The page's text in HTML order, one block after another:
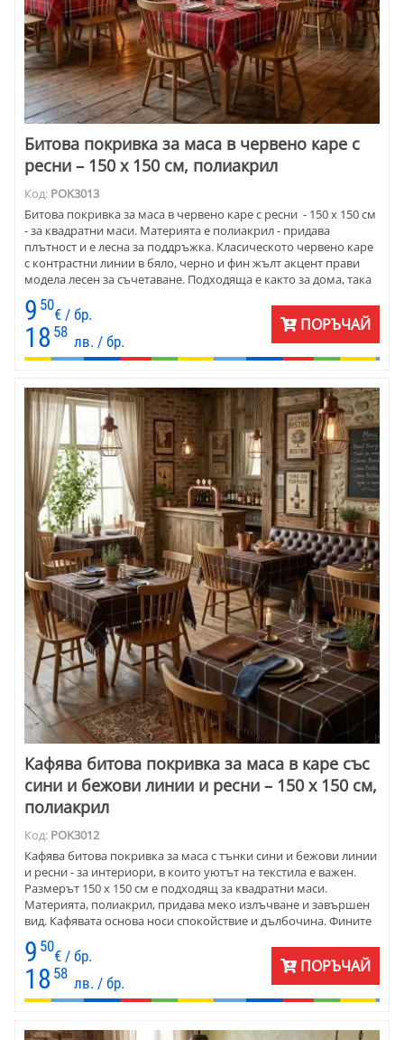
Битова покривка за маса в червено каре с
ресни – 150 x 150 см, полиакрил
Код: POK3013
Битова покривка за маса в червено каре с ресни - 150 x 150 см
- за квадратни маси. Mатерията e полиакрил - придава
плътност и е лесна за поддръжка. Класическото червено каре
с контрастни линии в бяло, черно и фин жълт акцент прави
модела лесен за съчетаване. Подходяща е както за дома, така
и за механи, ресторанти, къщи за гости и заведения, които
търсят запомняща се атмосфера и красиво подредена маса.
9 50
€ / бр.
18 58
лв. / бр.
ПОРЪЧАЙ
Кафява битова покривка за маса в каре със
сини и бежови линии и ресни – 150 x 150 см,
полиакрил
Код: POK3012
Кафява битова покривка за маса с тънки сини и бежови линии
и ресни - за интериори, в които уютът на текстила е важен.
Размерът 150 x 150 см е подходящ за квадратни маси.
Материята, полиакрил, придава меко излъчване и завършен
вид. Кафявата основа носи спокойствие и дълбочина. Фините
сини и бежови линии освежават десена. Покривката е
подходяща както за дома, така и за ресторанти, механи, къщи
за гости и заведения с топла, гостоприемна атмосфера.
9 50
€ / бр.
18 58
лв. / бр.
ПОРЪЧАЙ